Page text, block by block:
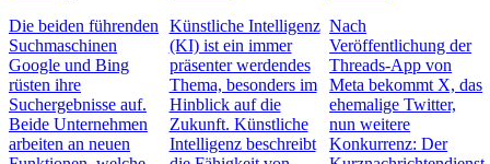
Die beiden führenden
Suchmaschinen
Google und Bing
rüsten ihre
Suchergebnisse auf.
Beide Unternehmen
arbeiten an neuen
Künstliche Intelligenz
(KI) ist ein immer
präsenter werdendes
Thema, besonders im
Hinblick auf die
Zukunft. Künstliche
Intelligenz beschreibt
Nach
Veröffentlichung der
Threads-App von
Meta bekommt X, das
ehemalige Twitter,
nun weitere
Konkurrenz: Der